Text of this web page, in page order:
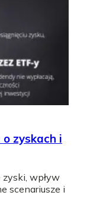
zyskach i
zyski, wpływ
scenariusze i